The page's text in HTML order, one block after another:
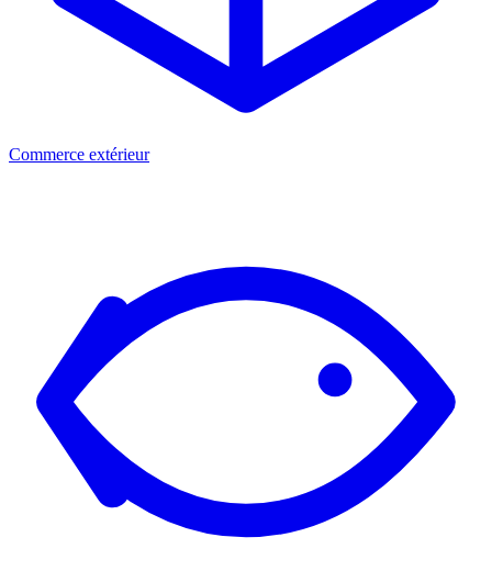
Commerce extérieur